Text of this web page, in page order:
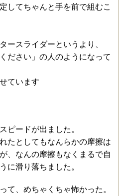
してちゃんと手を前で組むこ
ースライダーというより、
ださい」の人のようになって
ています
ピードが出ました。
たとしてもなんらかの摩擦は
、なんの摩擦もなくまるで自
に滑り落ちました。
て、めちゃくちゃ怖かった。